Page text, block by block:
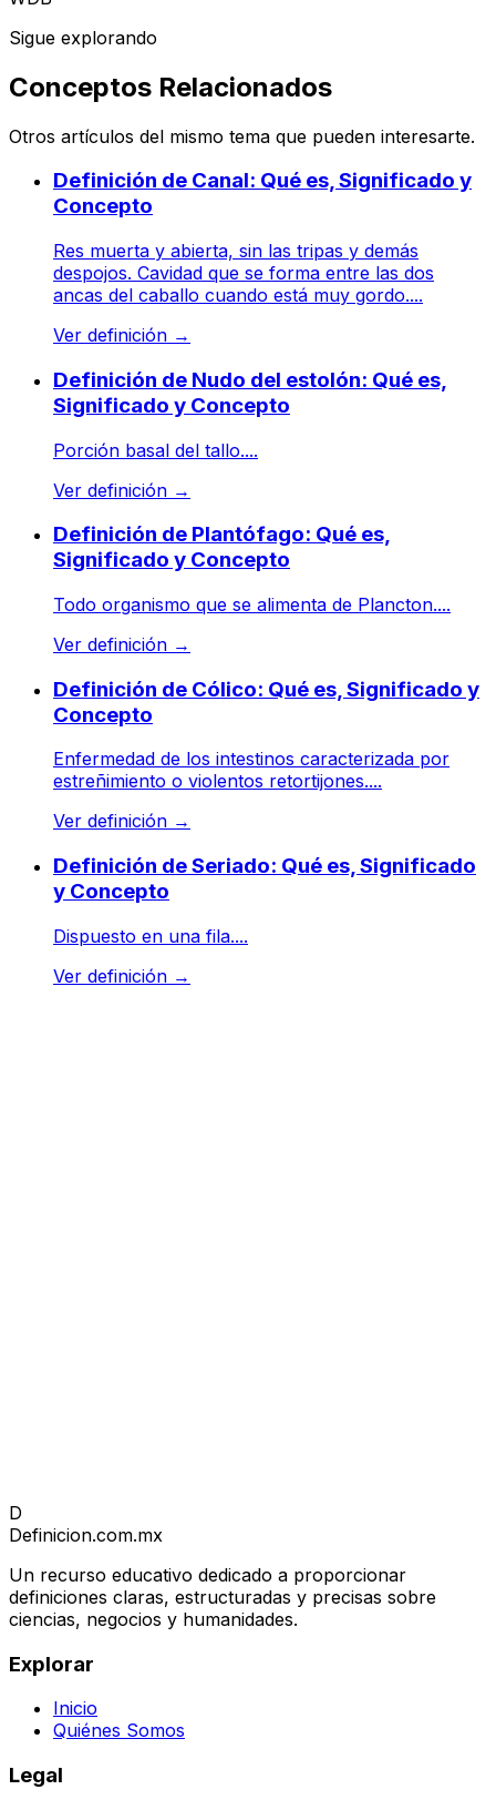
Sigue explorando
Conceptos Relacionados
Otros artículos del mismo tema que pueden interesarte.
Definición de Canal: Qué es, Significado y
Concepto
Res muerta y abierta, sin las tripas y demás
despojos. Cavidad que se forma entre las dos
ancas del caballo cuando está muy gordo....
Ver definición →
Definición de Nudo del estolón: Qué es,
Significado y Concepto
Porción basal del tallo....
Ver definición →
Definición de Plantófago: Qué es,
Significado y Concepto
Todo organismo que se alimenta de Plancton....
Ver definición →
Definición de Cólico: Qué es, Significado y
Concepto
Enfermedad de los intestinos caracterizada por
estreñimiento o violentos retortijones....
Ver definición →
Definición de Seriado: Qué es, Significado
y Concepto
Dispuesto en una fila....
Ver definición →
D
Definicion.com.mx
Un recurso educativo dedicado a proporcionar
definiciones claras, estructuradas y precisas sobre
ciencias, negocios y humanidades.
Explorar
Inicio
Quiénes Somos
Legal